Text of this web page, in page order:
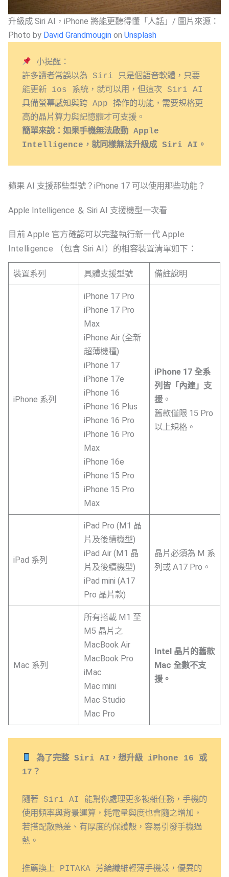
升級成 Siri AI，iPhone 將能更聽得懂「人話」/ 圖片來源：
Photo by David Grandmougin on Unsplash
小提醒：
許多讀者常誤以為 Siri 只是個語音軟體，只要
能更新 ios 系統，就可以用，但這次 Siri AI
具備螢幕感知與跨 App 操作的功能，需要規格更
高的晶片算力與記憶體才可支援。
簡單來說：如果手機無法啟動 Apple
Intelligence，就同樣無法升級成 Siri AI。
蘋果 AI 支援那些型號？iPhone 17 可以使用那些功能？
Apple Intelligence ＆ Siri AI 支援機型一次看
目前 Apple 官方確認可以完整執行新一代 Apple
Intelligence （包含 Siri AI）的相容裝置清單如下：
裝置系列 具體支援型號 備註說明
iPhone 系列
iPhone 17 Pro
iPhone 17 Pro
Max
iPhone Air (全新
超薄機種)
iPhone 17
iPhone 17e
iPhone 16
iPhone 16 Plus
iPhone 16 Pro
iPhone 16 Pro
Max
iPhone 16e
iPhone 15 Pro
iPhone 15 Pro
Max
iPhone 17 全系
列皆「內建」支
援。
舊款僅限 15 Pro
以上規格。
iPad 系列
iPad Pro (M1 晶
片及後續機型)
iPad Air (M1 晶
片及後續機型)
iPad mini (A17
Pro 晶片款)
晶片必須為 M 系
列或 A17 Pro。
Mac 系列
所有搭載 M1 至
M5 晶片之
MacBook Air
MacBook Pro
iMac
Mac mini
Mac Studio
Mac Pro
Intel 晶片的舊款
Mac 全數不支
援。
為了完整 Siri AI，想升級 iPhone 16 或
17？
隨著 Siri AI 能幫你處理更多複雜任務，手機的
使用頻率與背景運算，耗電量與度也會隨之增加，
若搭配散熱差、有厚度的保護殼，容易引發手機過
熱。
推薦換上 PITAKA 芳綸纖維輕薄手機殼，優異的